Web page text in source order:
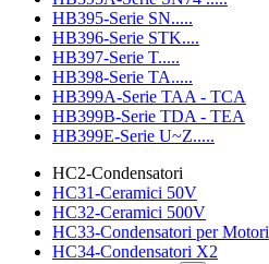
HB395-Serie SN.....
HB396-Serie STK....
HB397-Serie T.....
HB398-Serie TA.....
HB399A-Serie TAA - TCA
HB399B-Serie TDA - TEA
HB399E-Serie U~Z.....
HC2-Condensatori
HC31-Ceramici 50V
HC32-Ceramici 500V
HC33-Condensatori per Motori
HC34-Condensatori X2